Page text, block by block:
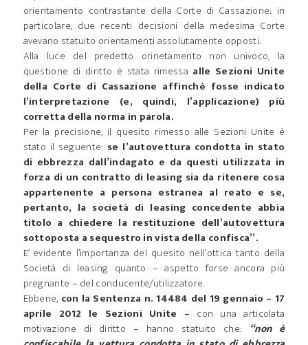
orientamento contrastante della Corte di Cassazione: in
particolare, due recenti decisioni della medesima Corte
avevano statuito orientamenti assolutamente opposti.
Alla luce del predetto orinetamento non univoco, la
questione di diritto è stata rimessa alle Sezioni Unite
della Corte di Cassazione affinchè fosse indicato
l’interpretazione (e, quindi, l’applicazione) più
corretta della norma in parola.
Per la precisione, il quesito rimesso alle Sezioni Unite è
stato il seguente: se l’autovettura condotta in stato
di ebbrezza dall’indagato e da questi utilizzata in
forza di un contratto di leasing sia da ritenere cosa
appartenente a persona estranea al reato e se,
pertanto, la società di leasing concedente abbia
titolo a chiedere la restituzione dell’autovettura
sottoposta a sequestro in vista della confisca”.
E’ evidente l’importanza del quesito nell’ottica tanto della
Società di leasing quanto – aspetto forse ancora più
pregnante – del conducente/utilizzatore.
Ebbene, con la Sentenza n. 14484 del 19 gennaio – 17
aprile 2012 le Sezioni Unite – con una articolata
motivazione di diritto – hanno statuito che: “non è